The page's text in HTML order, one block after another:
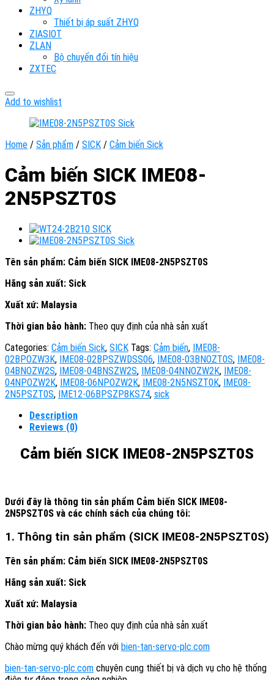
ZHYQ
Thiết bị áp suất ZHYQ
ZIASIOT
ZLAN
Bộ chuyển đổi tín hiệu
ZXTEC
Add to wishlist
Home / Sản phẩm / SICK / Cảm biến Sick
Cảm biến SICK IME08-
2N5PSZT0S
Tên sản phẩm: Cảm biến SICK IME08-2N5PSZT0S
Hãng sản xuất: Sick
Xuất xứ: Malaysia
Thời gian bảo hành: Theo quy định của nhà sản xuất
Categories: Cảm biến Sick, SICK Tags: Cảm biến, IME08-
02BPOZW3K, IME08-02BPSZWDSS06, IME08-03BNOZT0S, IME08-
04BNOZW2S, IME08-04BNSZW2S, IME08-04NNOZW2K, IME08-
04NPOZW2K, IME08-06NPOZW2K, IME08-2N5NSZT0K, IME08-
2N5PSZT0S, IME12-06BPSZP8KS74, sick
Description
Reviews (0)
Cảm biến SICK IME08-2N5PSZT0S
Dưới đây là thông tin sản phẩm Cảm biến SICK IME08-
2N5PSZT0S và các chính sách của chúng tôi:
1. Thông tin sản phẩm (SICK IME08-2N5PSZT0S)
Tên sản phẩm: Cảm biến SICK IME08-2N5PSZT0S
Hãng sản xuất: Sick
Xuất xứ: Malaysia
Thời gian bảo hành: Theo quy định của nhà sản xuất
Chào mừng quý khách đến với bien-tan-servo-plc.com
bien-tan-servo-plc.com chuyên cung thiết bị và dịch vụ cho hệ thống